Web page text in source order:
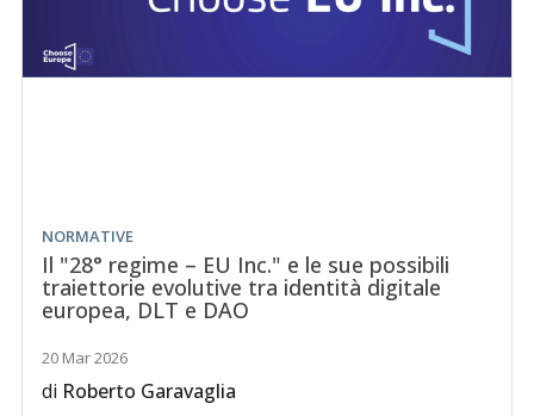
NORMATIVE
Il "28° regime – EU Inc." e le sue possibili
traiettorie evolutive tra identità digitale
europea, DLT e DAO
20 Mar 2026
di Roberto Garavaglia